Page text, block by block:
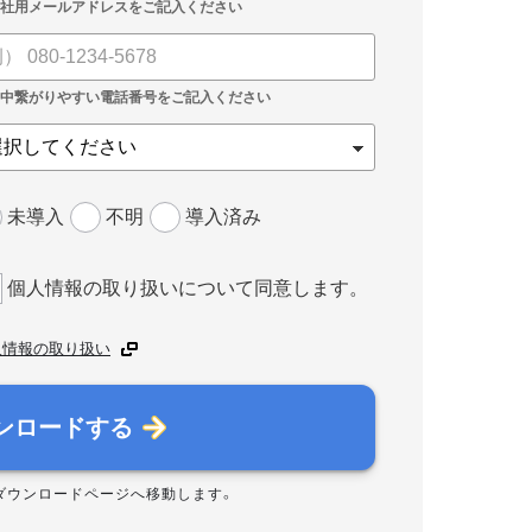
未導入 不明 導入済み
個人情報の取り扱いについて同意します。
報の取り扱い
ロードする
ウンロードページへ移動します。